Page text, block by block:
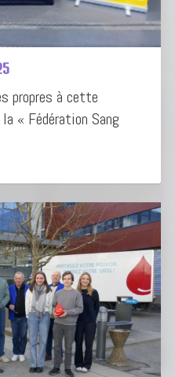
propres à cette
« Fédération Sang